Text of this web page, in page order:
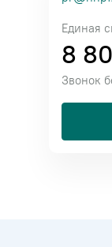
Единая
8
Звонок